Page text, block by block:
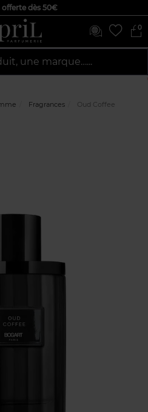
offerte dès 50€
0
une marque…...
Fragrances Oud Coffee